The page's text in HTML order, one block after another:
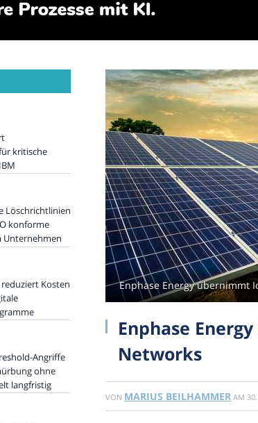
Enphase Energy übernimmt
Enphase
Networks
VON MARIUS BEILHAMMER AM
kritische
Löschrichtlinien
konforme
Unternehmen
Kosten
Angriffe
ohne
langfristig